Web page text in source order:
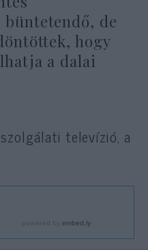
de
hogy
a dalai
televízió, a